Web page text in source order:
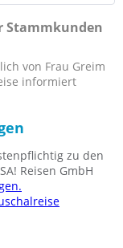
Stammkunden
von Frau Greim
informiert
zu den
Reisen GmbH